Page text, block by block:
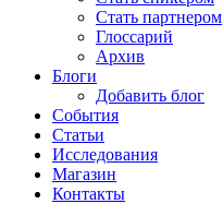
Стать партнером
Глоссарий
Архив
Блоги
Добавить блог
События
Статьи
Исследования
Магазин
Контакты